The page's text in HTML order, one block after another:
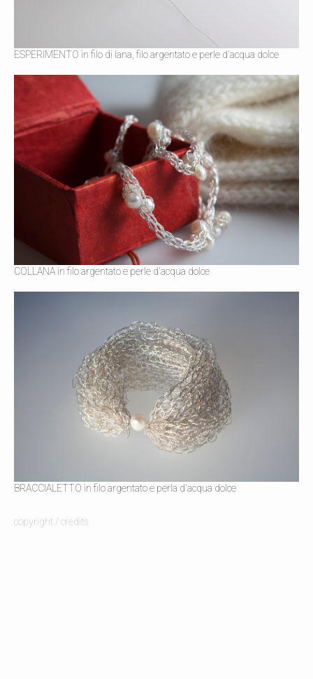
ESPERIMENTO in filo di lana, filo argentato e perle d'acqua dolce
COLLANA in filo argentato e perle d'acqua dolce
BRACCIALETTO in filo argentato e perla d'acqua dolce
copyright / credits